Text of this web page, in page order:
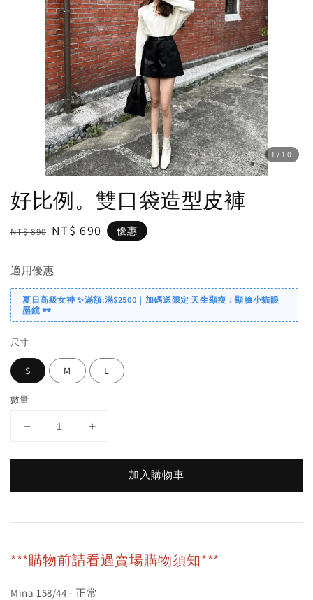
1 /10
好比例。雙口袋造型皮褲
Regular
NT$ 890 Sale
NT$ 690 優惠
適用優惠
夏日高級女神 ✨滿額:滿$2500｜加碼送限定 天生顯瘦：顯臉小貓眼
墨鏡 🕶️
尺寸
S M L
數量
加入購物車
***購物前請看過賣場購物須知***
Mina 158/44 - 正常